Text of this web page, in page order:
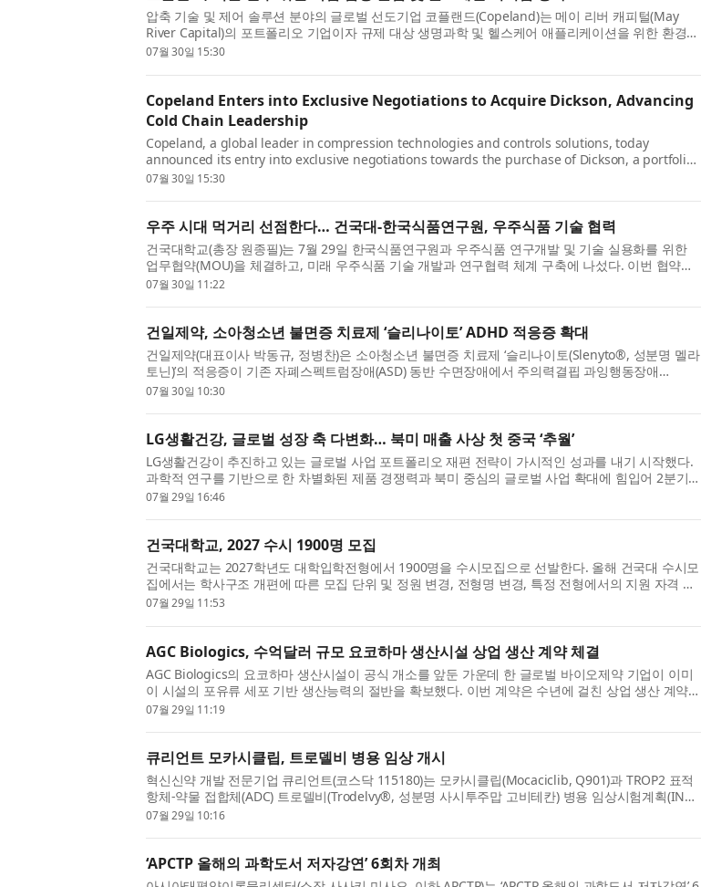
압축 기술 및 제어 솔루션 분야의 글로벌 선도기업 코플랜드(Copeland)는 메이 리버 캐피털(May
River Capital)의 포트폴리오 기업이자 규제 대상 생명과학 및 헬스케어 애플리케이션을 위한 환경
모니터링 및 클라우드 네이티브 소프트웨어 솔루션 제공업체인 딕슨(...
07월 30일 15:30
Copeland Enters into Exclusive Negotiations to Acquire Dickson, Advancing
Cold Chain Leadership
Copeland, a global leader in compression technologies and controls solutions, today
announced its entry into exclusive negotiations towards the purchase of Dickson, a portfolio
company of May River Capital and provider of environmental monitoring ...
07월 30일 15:30
우주 시대 먹거리 선점한다… 건국대-한국식품연구원, 우주식품 기술 협력
건국대학교(총장 원종필)는 7월 29일 한국식품연구원과 우주식품 연구개발 및 기술 실용화를 위한
업무협약(MOU)을 체결하고, 미래 우주식품 기술 개발과 연구협력 체계 구축에 나섰다. 이번 협약은
우주항공청의 ‘우주기술실용화촉진지원사업’의 일환으로 추진 중인...
07월 30일 11:22
건일제약, 소아청소년 불면증 치료제 ‘슬리나이토’ ADHD 적응증 확대
건일제약(대표이사 박동규, 정병찬)은 소아청소년 불면증 치료제 ‘슬리나이토(Slenyto®, 성분명 멜라
토닌)’의 적응증이 기존 자폐스펙트럼장애(ASD) 동반 수면장애에서 주의력결핍 과잉행동장애
(ADHD) 동반 수면장애까지 확대됐다. 이로써 슬리나이토는 국내에서 ADH...
07월 30일 10:30
LG생활건강, 글로벌 성장 축 다변화… 북미 매출 사상 첫 중국 ‘추월’
LG생활건강이 추진하고 있는 글로벌 사업 포트폴리오 재편 전략이 가시적인 성과를 내기 시작했다.
과학적 연구를 기반으로 한 차별화된 제품 경쟁력과 북미 중심의 글로벌 사업 확대에 힘입어 2분기
북미 매출이 사상 처음으로 중국을 넘었다. 단순한 국가별 실적 ...
07월 29일 16:46
건국대학교, 2027 수시 1900명 모집
건국대학교는 2027학년도 대학입학전형에서 1900명을 수시모집으로 선발한다. 올해 건국대 수시모
집에서는 학사구조 개편에 따른 모집 단위 및 정원 변경, 전형명 변경, 특정 전형에서의 지원 자격 일
부 변경, 전형 방법 변경 및 신설 등 주요한 변경 사항들이 있어 ...
07월 29일 11:53
AGC Biologics, 수억달러 규모 요코하마 생산시설 상업 생산 계약 체결
AGC Biologics의 요코하마 생산시설이 공식 개소를 앞둔 가운데 한 글로벌 바이오제약 기업이 이미
이 시설의 포유류 세포 기반 생산능력의 절반을 확보했다. 이번 계약은 수년에 걸친 상업 생산 계약
으로, 총 계약 규모는 수억달러에 이를 것으로 예상된다. 위탁개...
07월 29일 11:19
큐리언트 모카시클립, 트로델비 병용 임상 개시
혁신신약 개발 전문기업 큐리언트(코스닥 115180)는 모카시클립(Mocaciclib, Q901)과 TROP2 표적
항체-약물 접합체(ADC) 트로델비(Trodelvy®, 성분명 사시투주맙 고비테칸) 병용 임상시험계획(IND)
이 식품의약품안전처(MFDS)로부터 승인됐다고 29일 밝혔다. 이번 임...
07월 29일 10:16
‘APCTP 올해의 과학도서 저자강연’ 6회차 개최